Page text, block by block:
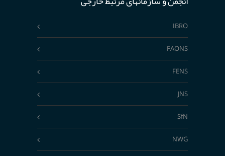
IBRO
FAONS
FENS
JNS
SfN
NWG